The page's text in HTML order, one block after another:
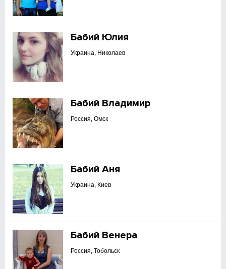
Бабий Юлия
Украина, Николаев
Бабий Владимир
Россия, Омск
Бабий Аня
Украина, Киев
Бабий Венера
Россия, Тобольск